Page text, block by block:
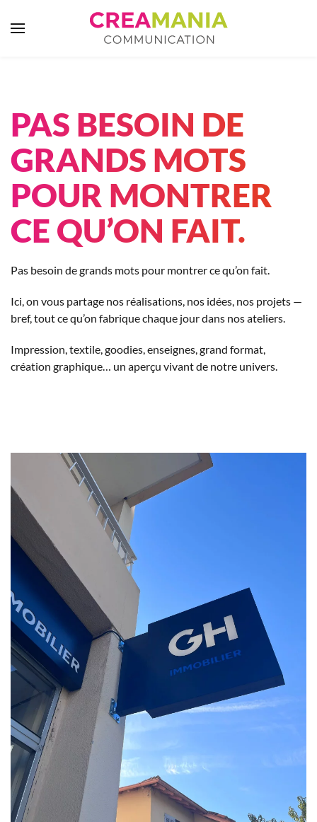
Skip to main content
PAS BESOIN DE
GRANDS MOTS
POUR MONTRER
CE QU’ON FAIT.
Pas besoin de grands mots pour montrer ce qu’on fait.
Ici, on vous partage nos réalisations, nos idées, nos projets —
bref, tout ce qu’on fabrique chaque jour dans nos ateliers.
Impression, textile, goodies, enseignes, grand format,
création graphique… un aperçu vivant de notre univers.